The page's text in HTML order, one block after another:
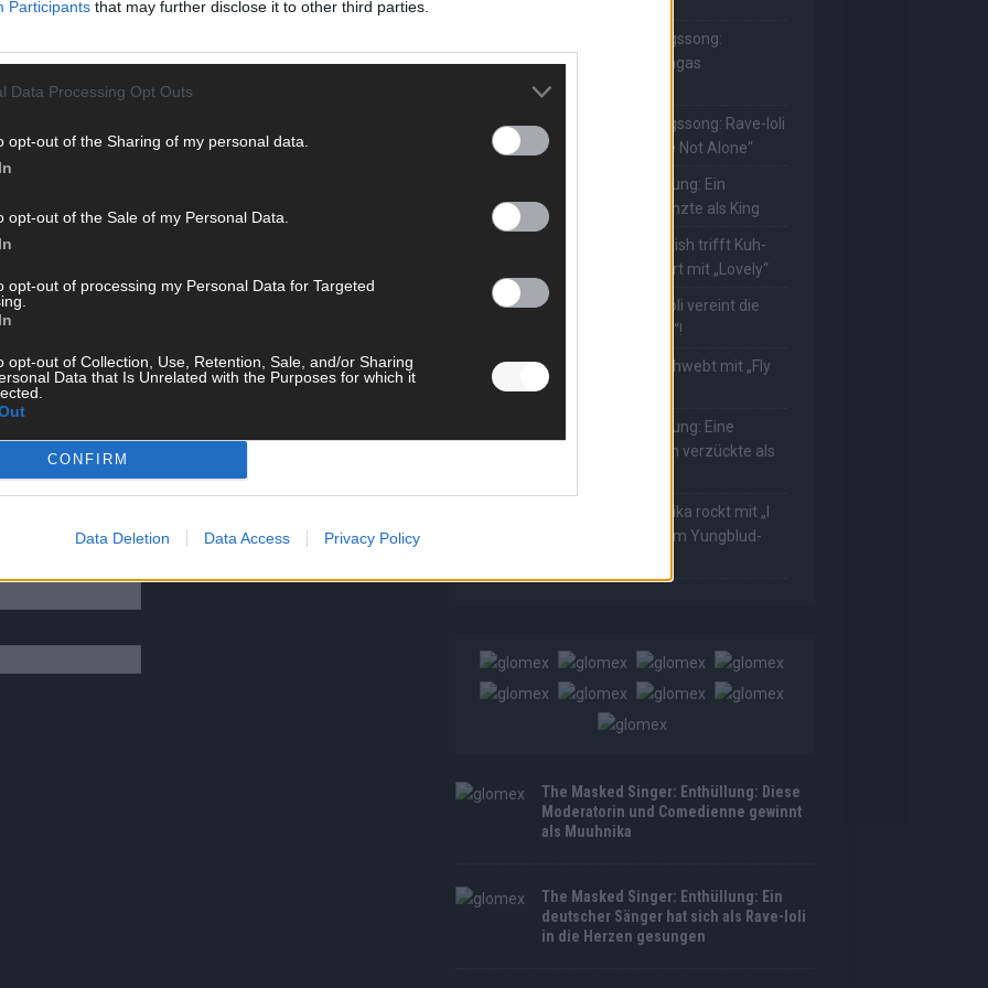
Participants that may further disclose it to other third parties.
Data Processing Opt Outs
opt-out of the Sharing of my personal data.
opt-out of the Sale of my Personal Data.
opt-out of processing my Personal Data for Targeted
opt-out of Collection, Use, Retention, Sale, and/or Sharing
Data that Is Unrelated with the Purposes for which it
CONFIRM
Data Deletion Data Access Privacy Policy
durch endlose Seiten – einfach einschalten, mitfiebern und
mit und teile deine Perspektive. Mit * gekennzeichnete
(Vor- und Nachname) und eine gültige E-Mail-
Kommentar kurz. Beiträge, die unsere
Hetze, Spam oder Werbung werden nicht
.
The Masked Singer: Lieblingssong:
Muuhnika kehrt mit Lady Gagas
„Abracadabra“ zurück
The Masked Singer: Lieblingssong: Rave-Ioli
berührt erneut mit „You Are Not Alone“
The Masked Singer: Enthüllung: Ein
deutscher Schauspieler glänzte als King
The Masked Singer: Billie Eilish trifft Kuh-
Power! Muuhnika verzaubert mit „Lovely“
The Masked Singer: Rave-Ioli vereint die
Welt mit „We Are The World“!
The Masked Singer: King schwebt mit „Fly
Me To The Moon“!
The Masked Singer: Enthüllung: Eine
österreichische Moderatorin verzückte als
The Masked Singer: Muuhnika rockt mit „I
Was Made For Loving You“ im Yungblud-
The Masked Singer: Enthüllung: Diese
Moderatorin und Comedienne gewinnt
als Muuhnika
The Masked Singer: Enthüllung: Ein
deutscher Sänger hat sich als Rave-Ioli
in die Herzen gesungen